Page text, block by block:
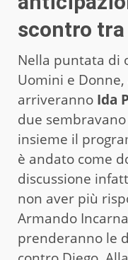
scontro tra
Nella puntata di
Uomini e
arriveranno Ida
due
insieme il
è andato come
discussione
non aver più
Armando
prenderanno le